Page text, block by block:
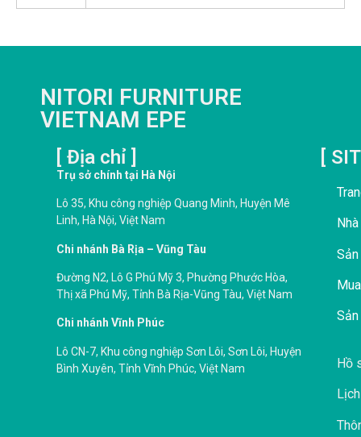
NITORI FURNITURE
VIETNAM EPE
[ Địa chỉ ]
Trụ sở chính tại Hà Nội
Lô 35, Khu công nghiệp Quang Minh, Huyện Mê
Linh, Hà Nội, Việt Nam
Chi nhánh Bà Rịa – Vũng Tàu
Đường N2, Lô G Phú Mỹ 3, Phường Phước Hòa,
Thị xã Phú Mỹ, Tỉnh Bà Rịa-Vũng Tàu, Việt Nam
Chi nhánh Vĩnh Phúc
Lô CN-7, Khu công nghiệp Sơn Lôi, Sơn Lôi, Huyện
Bình Xuyên, Tỉnh Vĩnh Phúc, Việt Nam
[
Hồ